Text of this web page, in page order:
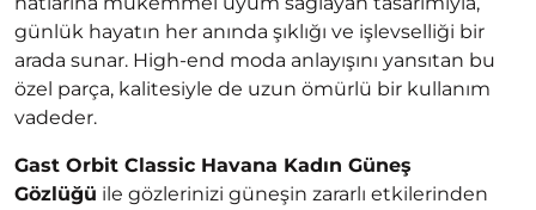
günlük hayatın her anında şıklığı ve işlevselliği bir
arada sunar. High-end moda anlayışını yansıtan bu
özel parça, kalitesiyle de uzun ömürlü bir kullanım
vadeder.
Gast Orbit Classic Havana Kadın Güneş
Gözlüğü ile gözlerinizi güneşin zararlı etkilerinden